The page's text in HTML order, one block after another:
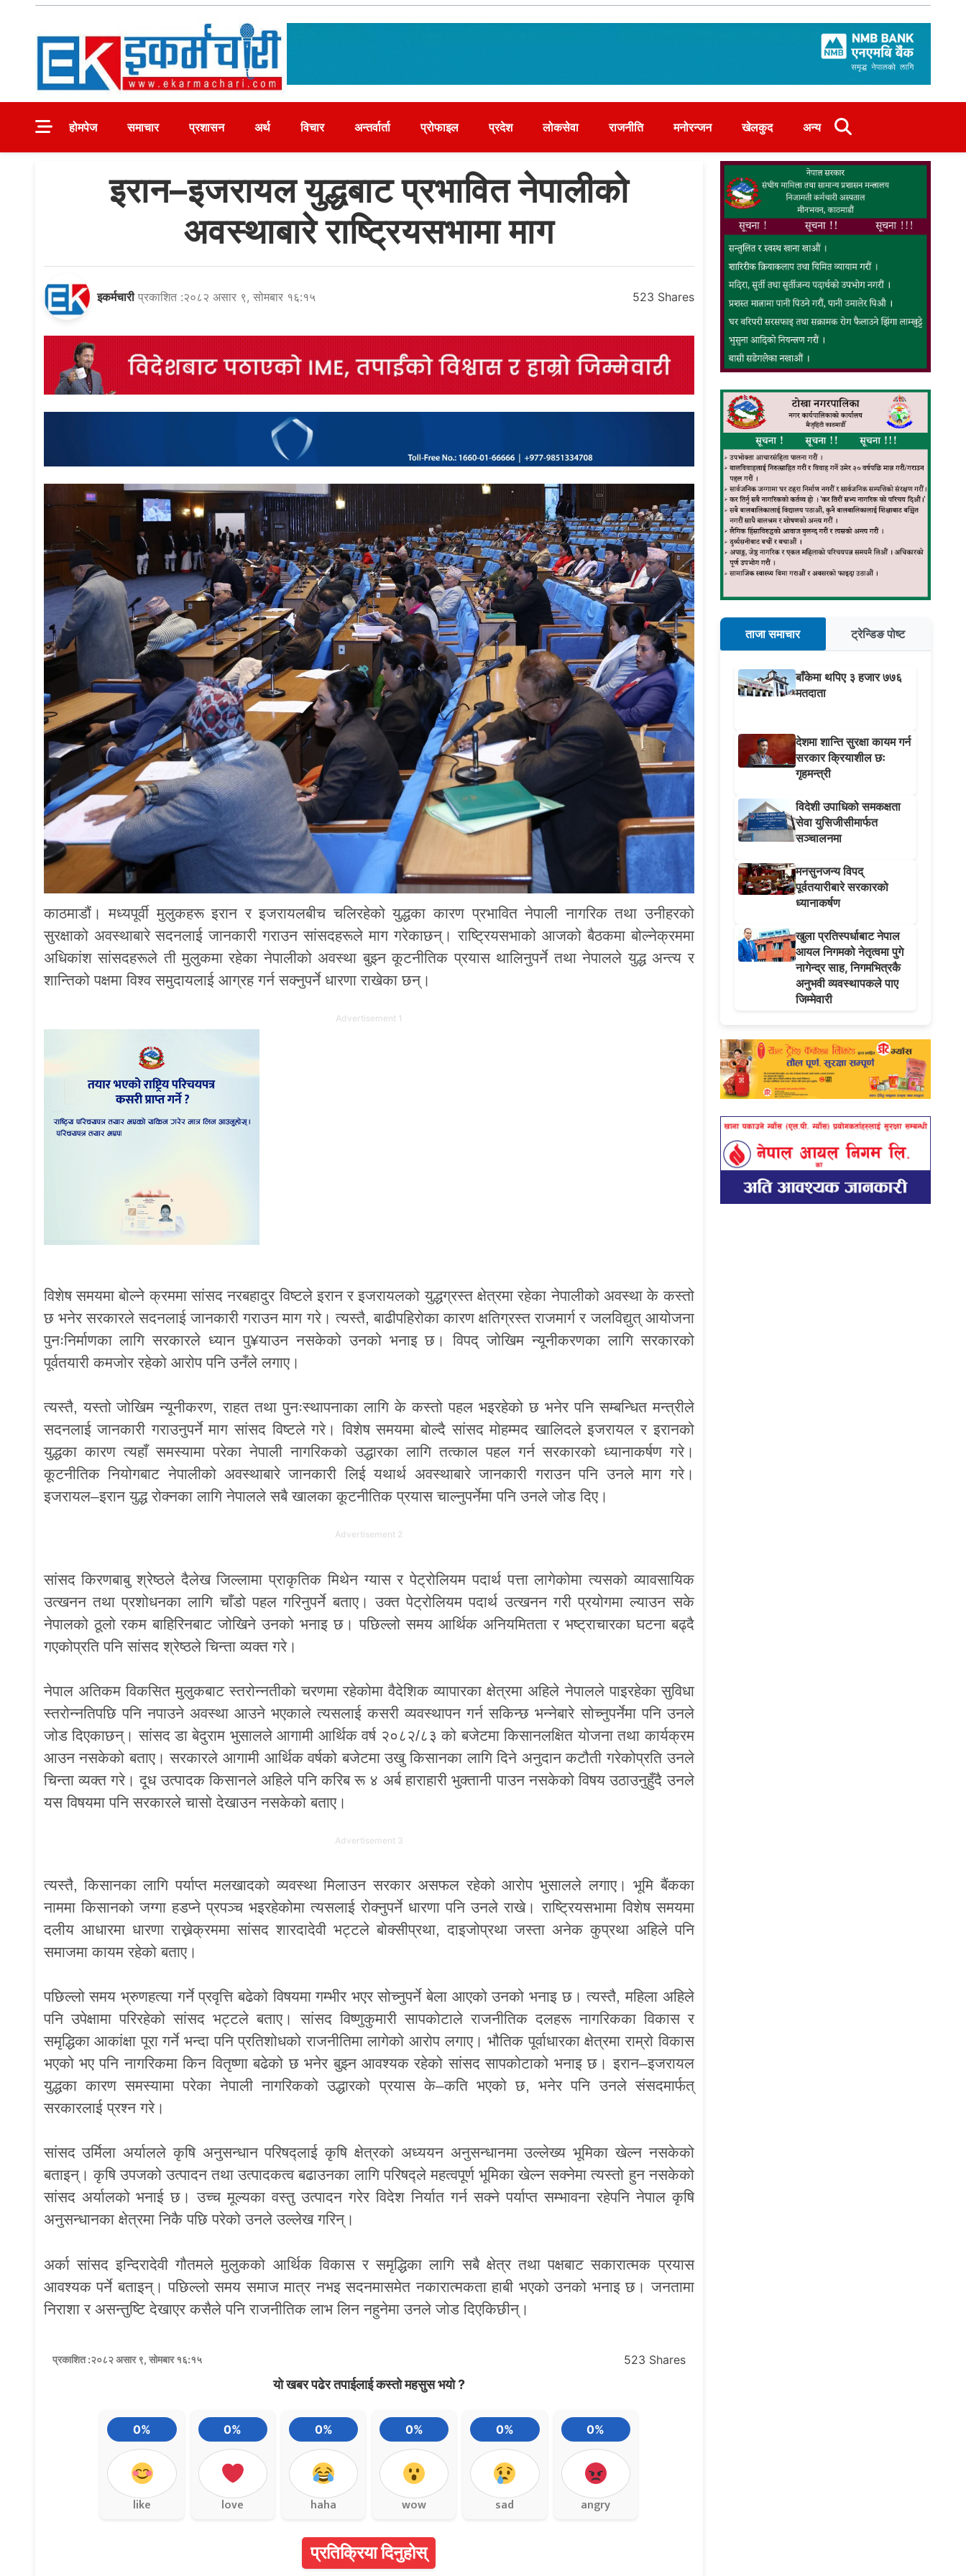
होमपेज
समाचार प्रशासन अर्थ विचार अन्तर्वार्ता प्रोफाइल प्रदेश लोकसेवा राजनीति मनोरन्जन खेलकुद अन्य
इरान–इजरायल युद्धबाट प्रभावित नेपालीको
अवस्थाबारे राष्ट्रियसभामा माग
इकर्मचारी प्रकाशित :२०८२ असार ९, सोमबार १६:१५ 523 Shares
काठमाडौं। मध्यपूर्वी मुलुकहरू इरान र इजरायलबीच चलिरहेको युद्धका कारण प्रभावित नेपाली नागरिक तथा उनीहरको
सुरक्षाको अवस्थाबारे सदनलाई जानकारी गराउन सांसदहरूले माग गरेकाछन्। राष्ट्रियसभाको आजको बैठकमा बोल्नेक्रममा
अधिकांश सांसदहरूले ती मुलुकमा रहेका नेपालीको अवस्था बुझ्न कूटनीतिक प्रयास थालिनुपर्ने तथा नेपालले युद्ध अन्त्य र
शान्तिको पक्षमा विश्व समुदायलाई आग्रह गर्न सक्नुपर्ने धारणा राखेका छन्।
Advertisement 1
विशेष समयमा बोल्ने क्रममा सांसद नरबहादुर विष्टले इरान र इजरायलको युद्धग्रस्त क्षेत्रमा रहेका नेपालीको अवस्था के कस्तो
छ भनेर सरकारले सदनलाई जानकारी गराउन माग गरे। त्यस्तै, बाढीपहिरोका कारण क्षतिग्रस्त राजमार्ग र जलविद्युत् आयोजना
पुनःनिर्माणका लागि सरकारले ध्यान पु¥याउन नसकेको उनको भनाइ छ। विपद् जोखिम न्यूनीकरणका लागि सरकारको
पूर्वतयारी कमजोर रहेको आरोप पनि उनँले लगाए।
त्यस्तै, यस्तो जोखिम न्यूनीकरण, राहत तथा पुनःस्थापनाका लागि के कस्तो पहल भइरहेको छ भनेर पनि सम्बन्धित मन्त्रीले
सदनलाई जानकारी गराउनुपर्ने माग सांसद विष्टले गरे। विशेष समयमा बोल्दै सांसद मोहम्मद खालिदले इजरायल र इरानको
युद्धका कारण त्यहाँ समस्यामा परेका नेपाली नागरिकको उद्धारका लागि तत्काल पहल गर्न सरकारको ध्यानाकर्षण गरे।
कूटनीतिक नियोगबाट नेपालीको अवस्थाबारे जानकारी लिई यथार्थ अवस्थाबारे जानकारी गराउन पनि उनले माग गरे।
इजरायल–इरान युद्ध रोक्नका लागि नेपालले सबै खालका कूटनीतिक प्रयास चाल्नुपर्नेमा पनि उनले जोड दिए।
Advertisement 2
सांसद किरणबाबु श्रेष्ठले दैलेख जिल्लामा प्राकृतिक मिथेन ग्यास र पेट्रोलियम पदार्थ पत्ता लागेकोमा त्यसको व्यावसायिक
उत्खनन तथा प्रशोधनका लागि चाँडो पहल गरिनुपर्ने बताए। उक्त पेट्रोलियम पदार्थ उत्खनन गरी प्रयोगमा ल्याउन सके
नेपालको ठूलो रकम बाहिरिनबाट जोखिने उनको भनाइ छ। पछिल्लो समय आर्थिक अनियमितता र भष्ट्राचारका घटना बढ्दै
गएकोप्रति पनि सांसद श्रेष्ठले चिन्ता व्यक्त गरे।
नेपाल अतिकम विकसित मुलुकबाट स्तरोन्नतीको चरणमा रहेकोमा वैदेशिक व्यापारका क्षेत्रमा अहिले नेपालले पाइरहेका सुविधा
स्तरोन्नतिपछि पनि नपाउने अवस्था आउने भएकाले त्यसलाई कसरी व्यवस्थापन गर्न सकिन्छ भन्नेबारे सोच्नुपर्नेमा पनि उनले
जोड दिएकाछन्। सांसद डा बेदुराम भुसालले आगामी आर्थिक वर्ष २०८२/८३ को बजेटमा किसानलक्षित योजना तथा कार्यक्रम
आउन नसकेको बताए। सरकारले आगामी आर्थिक वर्षको बजेटमा उखु किसानका लागि दिने अनुदान कटौती गरेकोप्रति उनले
चिन्ता व्यक्त गरे। दूध उत्पादक किसानले अहिले पनि करिब रू ४ अर्ब हाराहारी भुक्तानी पाउन नसकेको विषय उठाउनुहुँदै उनले
यस विषयमा पनि सरकारले चासो देखाउन नसकेको बताए।
Advertisement 3
त्यस्तै, किसानका लागि पर्याप्त मलखादको व्यवस्था मिलाउन सरकार असफल रहेको आरोप भुसालले लगाए। भूमि बैंकका
नाममा किसानको जग्गा हडप्ने प्रपञ्च भइरहेकोमा त्यसलाई रोक्नुपर्ने धारणा पनि उनले राखे। राष्ट्रियसभामा विशेष समयमा
दलीय आधारमा धारणा राख्नेक्रममा सांसद शारदादेवी भट्टले बोक्सीप्रथा, दाइजोप्रथा जस्ता अनेक कुप्रथा अहिले पनि
समाजमा कायम रहेको बताए।
पछिल्लो समय भ्रुणहत्या गर्ने प्रवृत्ति बढेको विषयमा गम्भीर भएर सोच्नुपर्ने बेला आएको उनको भनाइ छ। त्यस्तै, महिला अहिले
पनि उपेक्षामा परिरहेको सांसद भट्टले बताए। सांसद विष्णुकुमारी सापकोटाले राजनीतिक दलहरू नागरिकका विकास र
समृद्धिका आकांक्षा पूरा गर्ने भन्दा पनि प्रतिशोधको राजनीतिमा लागेको आरोप लगाए। भौतिक पूर्वाधारका क्षेत्रमा राम्रो विकास
भएको भए पनि नागरिकमा किन वितृष्णा बढेको छ भनेर बुझ्न आवश्यक रहेको सांसद सापकोटाको भनाइ छ। इरान–इजरायल
युद्धका कारण समस्यामा परेका नेपाली नागरिकको उद्धारको प्रयास के–कति भएको छ, भनेर पनि उनले संसदमार्फत्
सरकारलाई प्रश्न गरे।
सांसद उर्मिला अर्यालले कृषि अनुसन्धान परिषद्लाई कृषि क्षेत्रको अध्ययन अनुसन्धानमा उल्लेख्य भूमिका खेल्न नसकेको
बताइन्। कृषि उपजको उत्पादन तथा उत्पादकत्व बढाउनका लागि परिषद्ले महत्वपूर्ण भूमिका खेल्न सक्नेमा त्यस्तो हुन नसकेको
सांसद अर्यालको भनाई छ। उच्च मूल्यका वस्तु उत्पादन गरेर विदेश निर्यात गर्न सक्ने पर्याप्त सम्भावना रहेपनि नेपाल कृषि
अनुसन्धानका क्षेत्रमा निकै पछि परेको उनले उल्लेख गरिन्।
अर्का सांसद इन्दिरादेवी गौतमले मुलुकको आर्थिक विकास र समृद्धिका लागि सबै क्षेत्र तथा पक्षबाट सकारात्मक प्रयास
आवश्यक पर्ने बताइन्। पछिल्लो समय समाज मात्र नभइ सदनमासमेत नकारात्मकता हाबी भएको उनको भनाइ छ। जनतामा
निराशा र असन्तुष्टि देखाएर कसैले पनि राजनीतिक लाभ लिन नहुनेमा उनले जोड दिएकिछीन्।
प्रकाशित :२०८२ असार ९, सोमबार १६:१५ 523 Shares
यो खबर पढेर तपाईलाई कस्तो महसुस भयो ?
0%
like
0%
love
0%
haha
0%
wow
0%
sad
0%
angry
प्रतिक्रिया दिनुहोस्
ताजा समाचार ट्रेन्डिङ पोष्ट
बाँकेमा थपिए ३ हजार ७७६
मतदाता
देशमा शान्ति सुरक्षा कायम गर्न
सरकार क्रियाशील छः
गृहमन्त्री
विदेशी उपाधिको समकक्षता
सेवा युसिजीसीमार्फत
सञ्चालनमा
मनसुनजन्य विपद्
पूर्वतयारीबारे सरकारको
ध्यानाकर्षण
खुला प्रतिस्पर्धाबाट नेपाल
आयल निगमको नेतृत्वमा पुगे
नागेन्द्र साह, निगमभित्रकै
अनुभवी व्यवस्थापकले पाए
जिम्मेवारी